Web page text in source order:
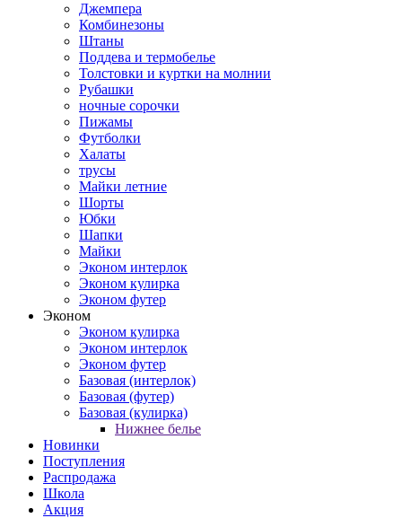
Джемпера
Комбинезоны
Штаны
Поддева и термобелье
Толстовки и куртки на молнии
Рубашки
ночные сорочки
Пижамы
Футболки
Халаты
трусы
Майки летние
Шорты
Юбки
Шапки
Майки
Эконом интерлок
Эконом кулирка
Эконом футер
Эконом
Эконом кулирка
Эконом интерлок
Эконом футер
Базовая (интерлок)
Базовая (футер)
Базовая (кулирка)
Нижнее белье
Новинки
Поступления
Распродажа
Школа
Акция